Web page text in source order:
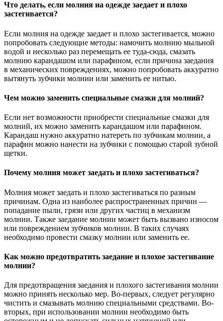
Что делать, если молния на одежде заедает и плохо
застегивается?
Если молния на одежде заедает и плохо застегивается, можно
попробовать следующие методы: намочить молнию мыльной
водой и несколько раз перемещать ее туда-сюда, смазать
молнию карандашом или парафином, если причина заедания
в механических повреждениях, можно попробовать аккуратно
вытянуть зубчики молнии или заменить ее нитью.
Чем можно заменить специальные смазки для молний?
Если нет возможности приобрести специальные смазки для
молний, их можно заменить карандашом или парафином.
Карандаш нужно аккуратно натереть по зубчикам молнии, а
парафин можно нанести на зубчики с помощью старой зубной
щетки.
Почему молния может заедать и плохо застегиваться?
Молния может заедать и плохо застегиваться по разным
причинам. Одна из наиболее распространенных причин —
попадание пыли, грязи или других частиц в механизм
молнии. Также заедание молнии может быть вызвано износом
или повреждением зубчиков молнии. В таких случаях
необходимо провести смазку молнии или заменить ее.
Как можно предотвратить заедание и плохое застегивание
молнии?
Для предотвращения заедания и плохого застегивания молнии
можно принять несколько мер. Во-первых, следует регулярно
чистить и смазывать молнию специальными средствами. Во-
вторых, при использовании молнии необходимо быть